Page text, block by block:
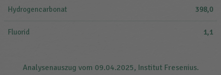
Hydrogencarbonat 398,0
Fluorid 1,1
Analysenauszug vom 09.04.2025, Institut Fresenius.